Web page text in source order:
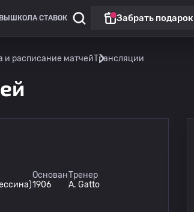
ШКОЛА СТАВОК Забрать подарок
и расписание матчейТрансляции
Основан
1906
Тренер
A. Gatto
Омония